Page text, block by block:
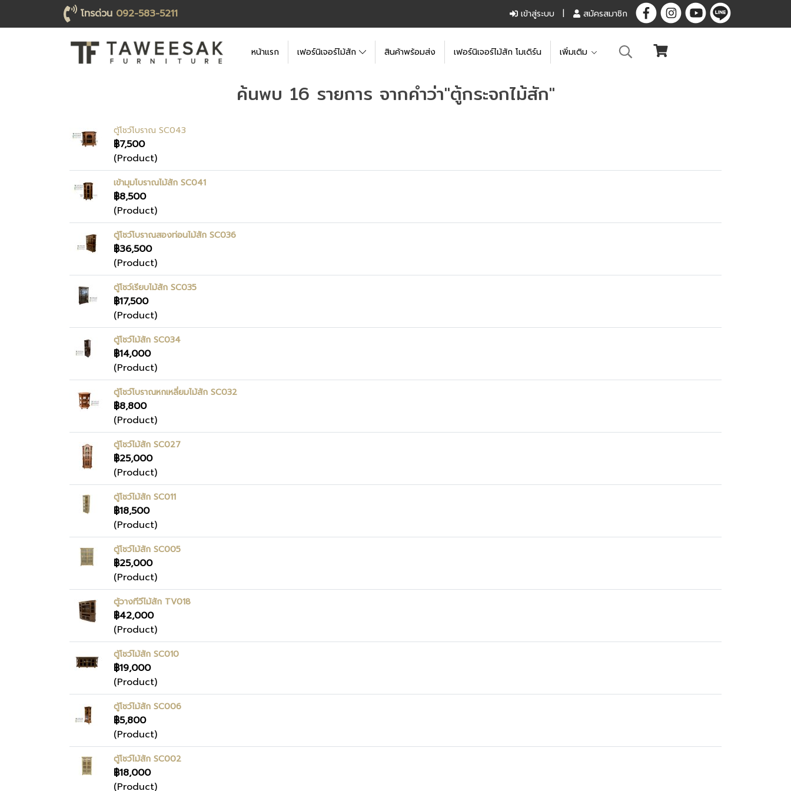
โทรด่วน 092-583-5211 เข้าสู่ระบบ สมัครสมาชิก
หน้าแรก เฟอร์นิเจอร์ไม้สัก สินค้าพร้อมส่ง เฟอร์นิเจอร์ไม้สัก โมเดิร์น เพิ่มเติม
ค้นพบ 16 รายการ จากคำว่า"ตู้กระจกไม้สัก"
ตู้โชว์โบราณ SC043
฿7,500
(Product)
เข้ามุมโบราณไม้สัก SC041
฿8,500
(Product)
ตู้โชว์โบราณสองท่อนไม้สัก SC036
฿36,500
(Product)
ตู้โชว์เรียบไม้สัก SC035
฿17,500
(Product)
ตู้โชว์ไม้สัก SC034
฿14,000
(Product)
ตู้โชว์โบราณหกเหลี่ยมไม้สัก SC032
฿8,800
(Product)
ตู้โชว์ไม้สัก SC027
฿25,000
(Product)
ตู้โชว์ไม้สัก SC011
฿18,500
(Product)
ตู้โชว์ไม้สัก SC005
฿25,000
(Product)
ตู้วางทีวีไม้สัก TV018
฿42,000
(Product)
ตู้โชว์ไม้สัก SC010
฿19,000
(Product)
ตู้โชว์ไม้สัก SC006
฿5,800
(Product)
ตู้โชว์ไม้สัก SC002
฿18,000
(Product)